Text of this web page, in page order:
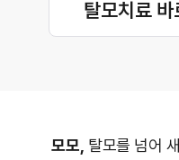
탈모치료 바
모모, 탈모를 넘어